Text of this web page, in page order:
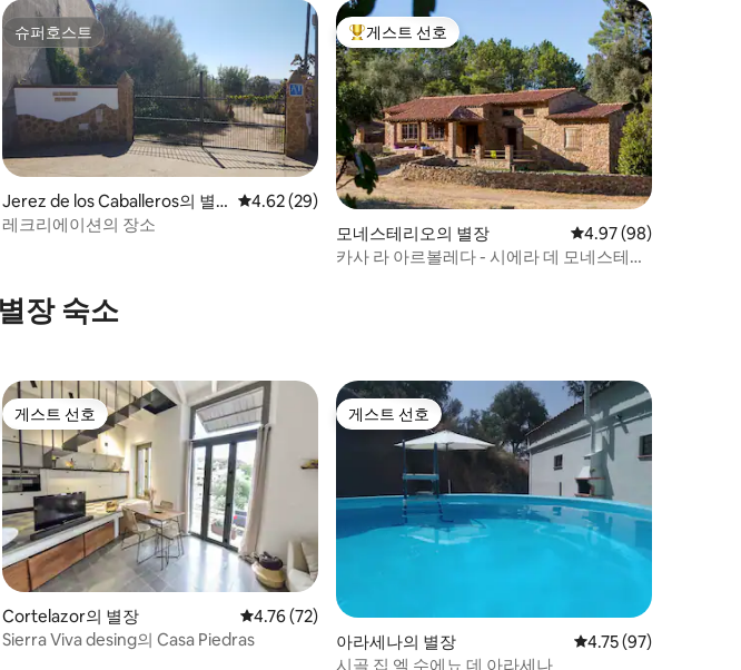
점 만점), 후기 8개
슈퍼호스트
슈퍼호스트
Jerez de los Caballeros의 별
장
평점 4.62점(5점 만점), 후기 29개
4.62 (29)
레크리에이션의 장소
상위 게스트 선호
게스트 선호
모네스테리오의 별장 평점 4.97점(5점 만점),
4.97 (98)
카사 라 아르볼레다 - 시에라 데 모네스테리
장 숙소
만점), 후기 23개
게스트 선호
게스트 선호
Cortelazor의 별장 평점 4.76점(5점 만점), 후기 72개
4.76 (72)
Sierra Viva desing의 Casa Piedras
게스트 선호
게스트 선호
아라세나의 별장 평점 4.75점(5점 만점
4.75 (97)
시골 집 엘 수에뇨 데 아라세나